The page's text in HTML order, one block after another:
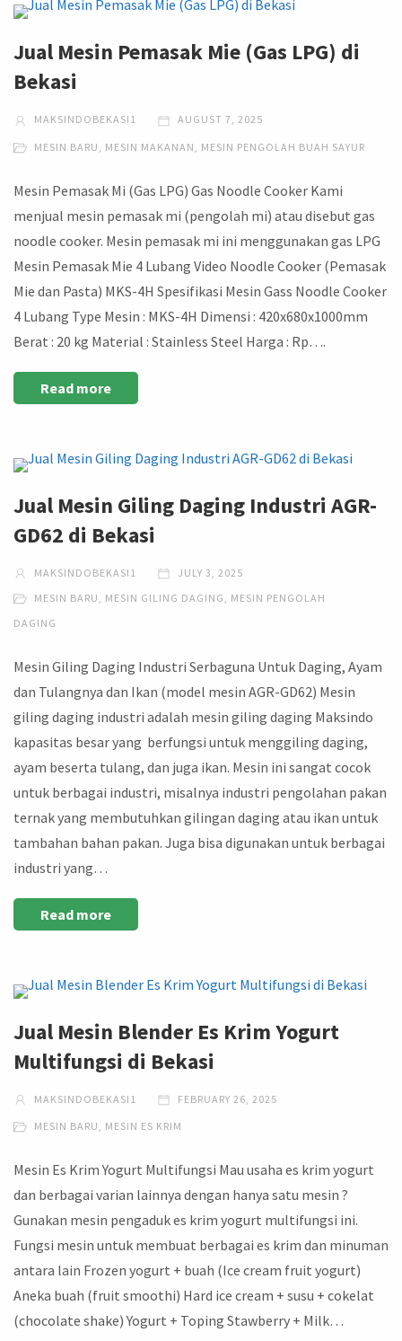
Jual Mesin Pemasak Mie (Gas LPG) di
Bekasi
MAKSINDOBEKASI1 AUGUST 7, 2025
MESIN BARU MESIN MAKANAN MESIN PENGOLAH BUAH SAYUR
Mesin Pemasak Mi (Gas LPG) Gas Noodle Cooker Kami
menjual mesin pemasak mi (pengolah mi) atau disebut gas
noodle cooker. Mesin pemasak mi ini menggunakan gas LPG
Mesin Pemasak Mie 4 Lubang Video Noodle Cooker (Pemasak
Mie dan Pasta) MKS-4H Spesifikasi Mesin Gass Noodle Cooker
4 Lubang Type Mesin : MKS-4H Dimensi : 420x680x1000mm
Berat : 20 kg Material : Stainless Steel Harga : Rp….
Read more
Jual Mesin Giling Daging Industri AGR-
GD62 di Bekasi
MAKSINDOBEKASI1
JULY 3, 2025
MESIN BARU
MESIN GILING DAGING
MESIN PENGOLAH
DAGING
Mesin Giling Daging Industri Serbaguna Untuk Daging, Ayam
dan Tulangnya dan Ikan (model mesin AGR-GD62) Mesin
giling daging industri adalah mesin giling daging Maksindo
kapasitas besar yang berfungsi untuk menggiling daging,
ayam beserta tulang, dan juga ikan. Mesin ini sangat cocok
untuk berbagai industri, misalnya industri pengolahan pakan
ternak yang membutuhkan gilingan daging atau ikan untuk
tambahan bahan pakan. Juga bisa digunakan untuk berbagai
industri yang…
Read more
Jual Mesin Blender Es Krim Yogurt
Multifungsi di Bekasi
MAKSINDOBEKASI1 FEBRUARY 26, 2025
MESIN BARU MESIN ES KRIM
Mesin Es Krim Yogurt Multifungsi Mau usaha es krim yogurt
dan berbagai varian lainnya dengan hanya satu mesin ?
Gunakan mesin pengaduk es krim yogurt multifungsi ini.
Fungsi mesin untuk membuat berbagai es krim dan minuman
antara lain Frozen yogurt + buah (Ice cream fruit yogurt)
Aneka buah (fruit smoothi) Hard ice cream + susu + cokelat
(chocolate shake) Yogurt + Toping Stawberry + Milk…